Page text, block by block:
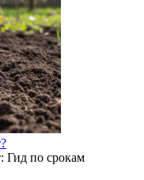
Гид по срокам